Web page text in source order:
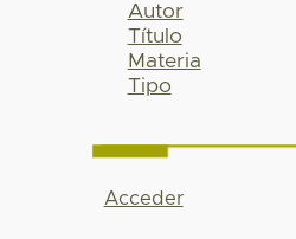
Autor
Título
Materia
Tipo
Acceder